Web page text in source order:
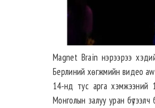
Magnet Brain нэрээрээ
Берлиний хөгжмийн видео
14-нд тус арга хэмжээний
Монголын залуу уран